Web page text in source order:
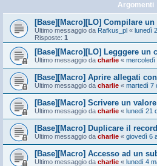
Argomenti
[Base][Macro][LO] Compilare
Ultimo messaggio da Rafkus_pl « lunedì
Risposte: 1
[Base][Macro][LO] Legggere un
Ultimo messaggio da charlie « mercoledì
[Base][Macro] Aprire allegati
Ultimo messaggio da charlie « martedì 7
[Base][Macro] Scrivere un
Ultimo messaggio da charlie « lunedì 21
[Base][Macro] Duplicare il
Ultimo messaggio da charlie « giovedì 6
[Base][Macro] Accesso ad un
Ultimo messaggio da charlie « lunedì 4